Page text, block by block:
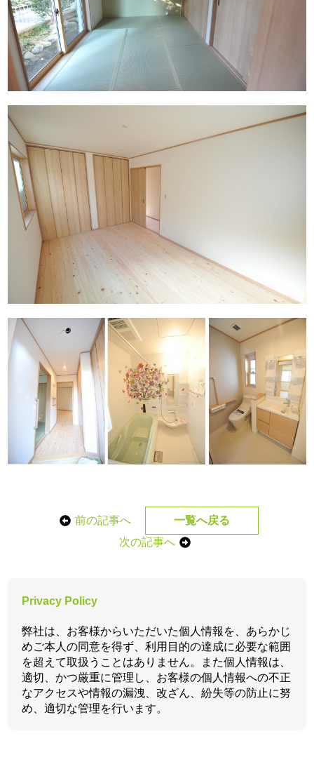
前の記事へ
一覧へ戻る
次の記事へ
Privacy Policy
弊社は、お客様からいただいた個人情報を、あらかじ
めご本人の同意を得ず、利用目的の達成に必要な範囲
を超えて取扱うことはありません。また個人情報は、
適切、かつ厳重に管理し、お客様の個人情報への不正
なアクセスや情報の漏洩、改ざん、紛失等の防止に努
め、適切な管理を行います。